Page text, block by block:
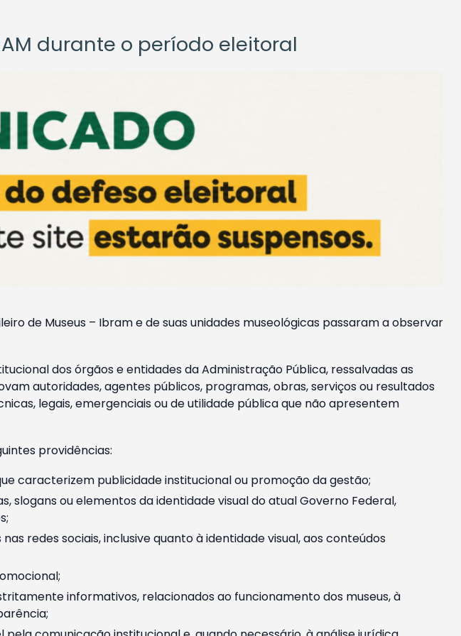
durante o período eleitoral
de Museus – Ibram e de suas unidades museológicas passaram a observar
dos órgãos e entidades da Administração Pública, ressalvadas as
autoridades, agentes públicos, programas, obras, serviços ou resultados
legais, emergenciais ou de utilidade pública que não apresentem
providências:
caracterizem publicidade institucional ou promoção da gestão;
ou elementos da identidade visual do atual Governo Federal,
redes sociais, inclusive quanto à identidade visual, aos conteúdos
informativos, relacionados ao funcionamento dos museus, à